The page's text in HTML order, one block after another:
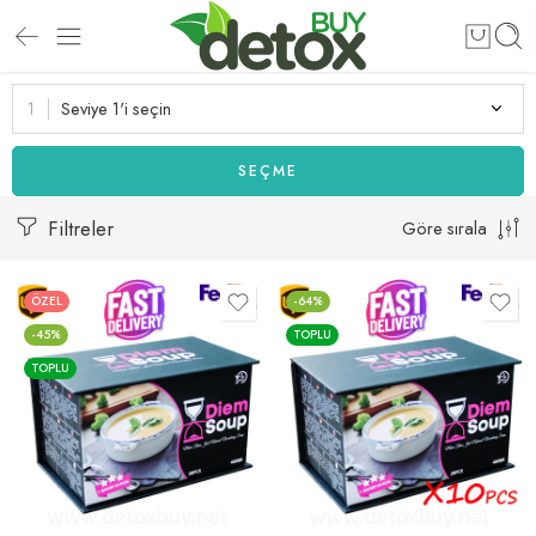
Seviye 1'i seçin
SEÇME
Filtreler Göre sırala
ÖZEL
-45%
TOPLU
-64%
TOPLU